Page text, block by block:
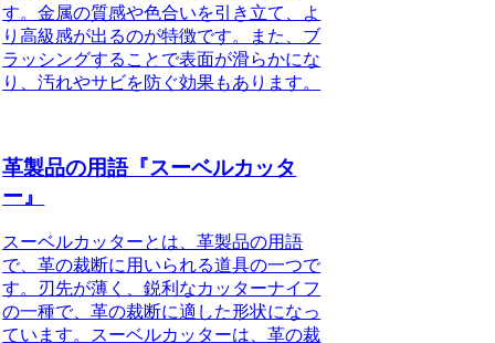
す。金属の質感や色合いを引き立て、よ
り高級感が出るのが特徴です。また、ブ
ラッシングすることで表面が滑らかにな
り、汚れやサビを防ぐ効果もあります。
革製品の用語『スーベルカッタ
ー』
スーベルカッターとは、革製品の用語
で、革の裁断に用いられる道具の一つで
す。刃先が薄く、鋭利なカッターナイフ
の一種で、革の裁断に適した形状になっ
ています。スーベルカッターは、革の裁